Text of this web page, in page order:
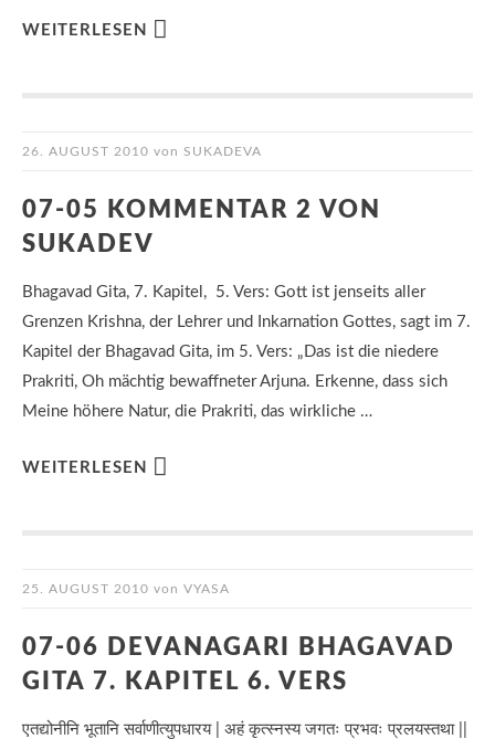
WEITERLESEN
26. AUGUST 2010 von SUKADEVA
07-05 KOMMENTAR 2 VON
SUKADEV
Bhagavad Gita, 7. Kapitel, 5. Vers: Gott ist jenseits aller
Grenzen Krishna, der Lehrer und Inkarnation Gottes, sagt im 7.
Kapitel der Bhagavad Gita, im 5. Vers: „Das ist die niedere
Prakriti, Oh mächtig bewaffneter Arjuna. Erkenne, dass sich
Meine höhere Natur, die Prakriti, das wirkliche …
WEITERLESEN
25. AUGUST 2010 von VYASA
07-06 DEVANAGARI BHAGAVAD
GITA 7. KAPITEL 6. VERS
एतद्योनीनि भूतानि सर्वाणीत्युपधारय | अहं कृत्स्नस्य जगतः प्रभवः प्रलयस्तथा ||